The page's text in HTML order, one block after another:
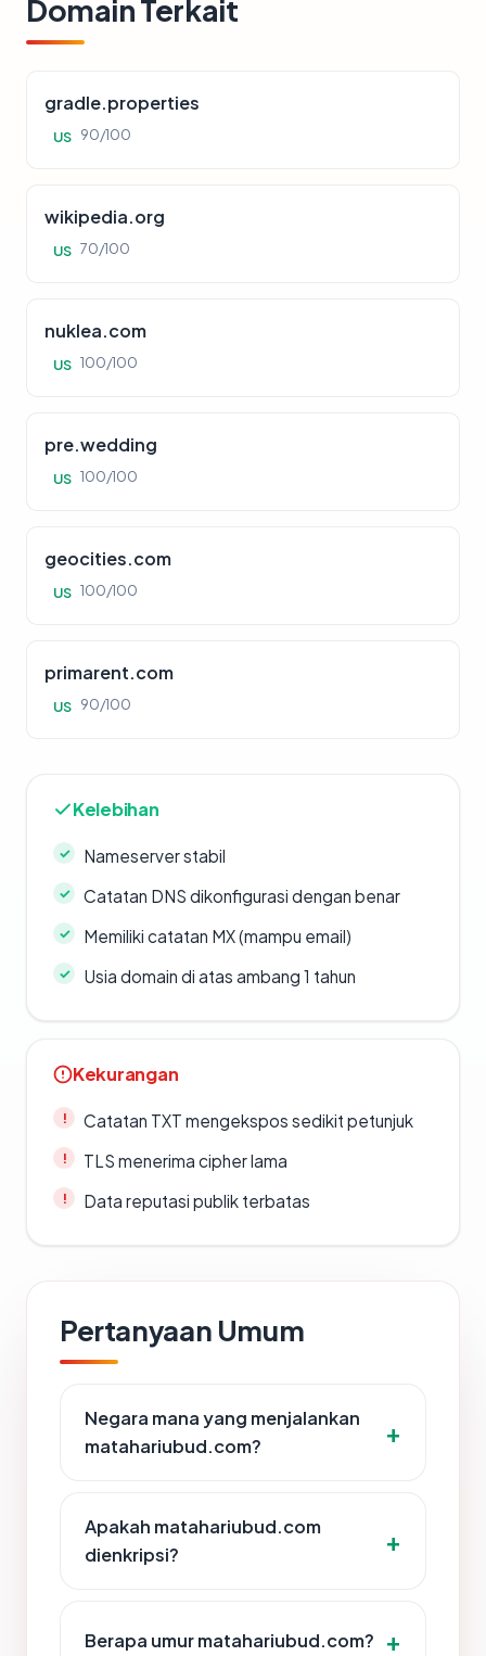
Domain Terkait
gradle.properties
US 90/100
wikipedia.org
US 70/100
nuklea.com
US 100/100
pre.wedding
US 100/100
geocities.com
US 100/100
primarent.com
US 90/100
Kelebihan
Nameserver stabil
Catatan DNS dikonfigurasi dengan benar
Memiliki catatan MX (mampu email)
Usia domain di atas ambang 1 tahun
Kekurangan
Catatan TXT mengekspos sedikit petunjuk
TLS menerima cipher lama
Data reputasi publik terbatas
Pertanyaan Umum
Negara mana yang menjalankan
matahariubud.com?
Apakah matahariubud.com
dienkripsi?
Berapa umur matahariubud.com?